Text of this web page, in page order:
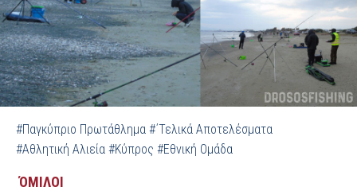
#Παγκύπριο Πρωτάθλημα #΄Τελικά Αποτελέσματα
#Αθλητική Αλιεία #Κύπρος #Εθνική Ομάδα
ΌΜΙΛΟΙ